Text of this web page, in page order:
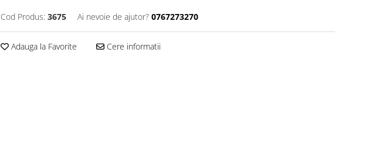
Cod Produs: 3675 Ai nevoie de ajutor? 0767273270
Adauga la Favorite Cere informatii